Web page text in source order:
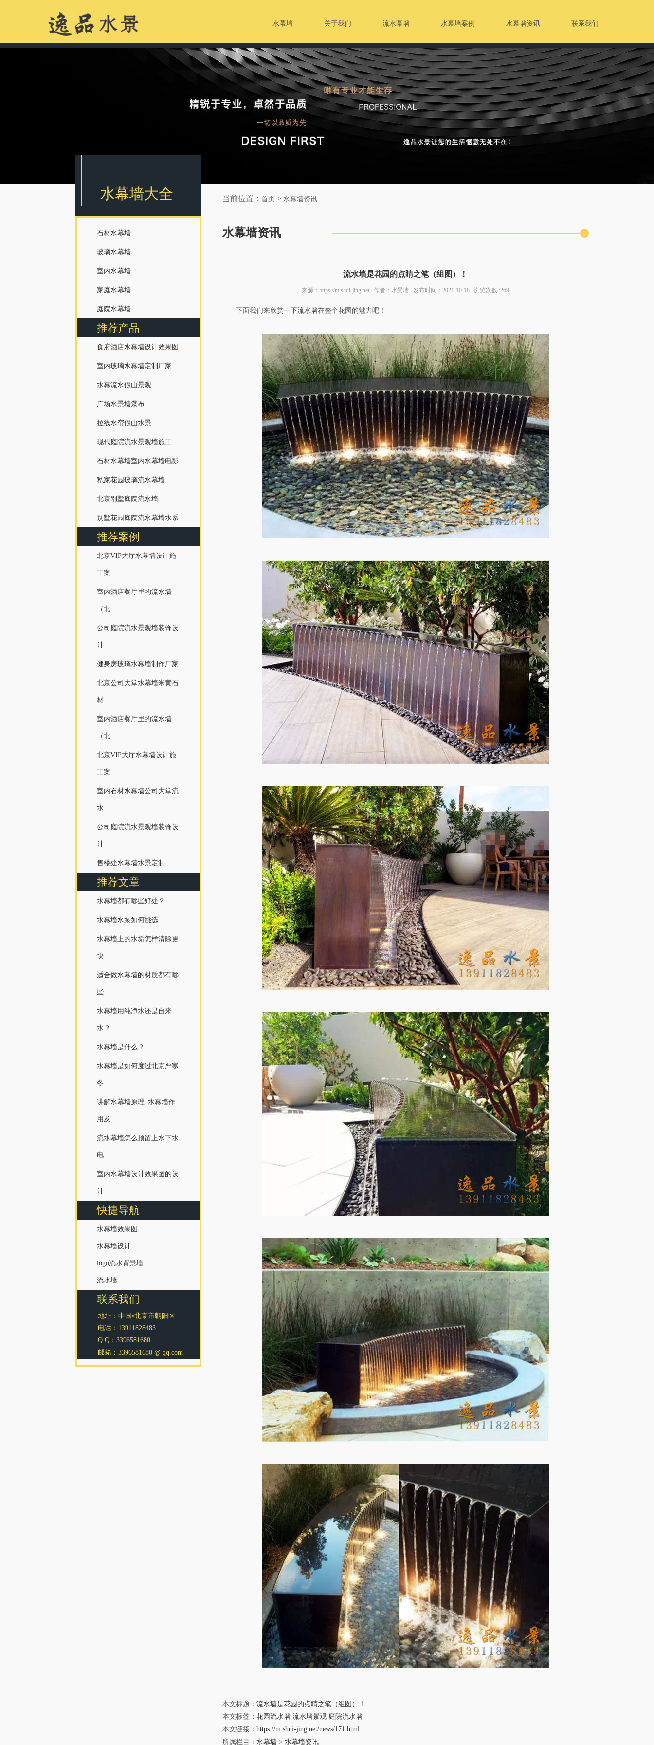
水幕墙 关于我们 流水幕墙 水幕墙案例 水幕墙资讯 联系我们
水幕墙大全
石材水幕墙
玻璃水幕墙
室内水幕墙
家庭水幕墙
庭院水幕墙
推荐产品
食府酒店水幕墙设计效果图
室内玻璃水幕墙定制厂家
水幕流水假山景观
广场水景墙瀑布
拉线水帘假山水景
现代庭院流水景观墙施工
石材水幕墙室内水幕墙电影
私家花园玻璃流水幕墙
北京别墅庭院流水墙
别墅花园庭院流水幕墙水系
推荐案例
北京VIP大厅水幕墙设计施
工案···
室内酒店餐厅里的流水墙
（北···
公司庭院流水景观墙装饰设
计···
健身房玻璃水幕墙制作厂家
北京公司大堂水幕墙米黄石
材···
室内酒店餐厅里的流水墙
（北···
北京VIP大厅水幕墙设计施
工案···
室内石材水幕墙公司大堂流
水···
公司庭院流水景观墙装饰设
计···
售楼处水幕墙水景定制
推荐文章
水幕墙都有哪些好处？
水幕墙水泵如何挑选
水幕墙上的水垢怎样清除更
快
适合做水幕墙的材质都有哪
些···
水幕墙用纯净水还是自来
水？
水幕墙是什么？
水幕墙是如何度过北京严寒
冬···
讲解水幕墙原理_水幕墙作
用及···
流水幕墙怎么预留上水下水
电···
室内水幕墙设计效果图的设
计···
快捷导航
水幕墙效果图
水幕墙设计
logo流水背景墙
流水墙
联系我们
地址：中国•北京市朝阳区
电话：13911828483
Q Q：3396581680
邮箱：3396581680 @ qq.com
当前位置： 首页> 水幕墙资讯
水幕墙资讯
流水墙是花园的点睛之笔（组图）！
来源：https://m.shui-jing.net 作者：水景墙 发布时间：2021-10-18 浏览次数 :269
下面我们来欣赏一下流水墙在整个花园的魅力吧！
本文标题： 流水墙是花园的点睛之笔（组图）！
本文标签： 花园流水墙 流水墙景观 庭院流水墙
本文链接： https://m.shui-jing.net/news/171.html
所属栏目： 水幕墙> 水幕墙资讯